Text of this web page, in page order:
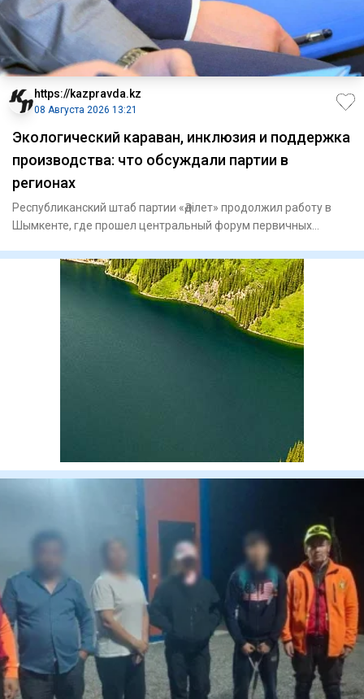
https://kazpravda.kz
08 Августа 2026 13:21
Экологический караван, инклюзия и поддержка
производства: что обсуждали партии в
регионах
Республиканский штаб партии «Әділет» продолжил работу в
Шымкенте, где прошел центральный форум первичных